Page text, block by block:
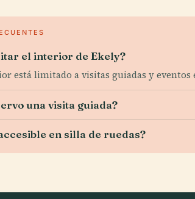
el interior de Ekely?
está limitado a visitas guiadas y
una visita guiada?
en silla de ruedas?